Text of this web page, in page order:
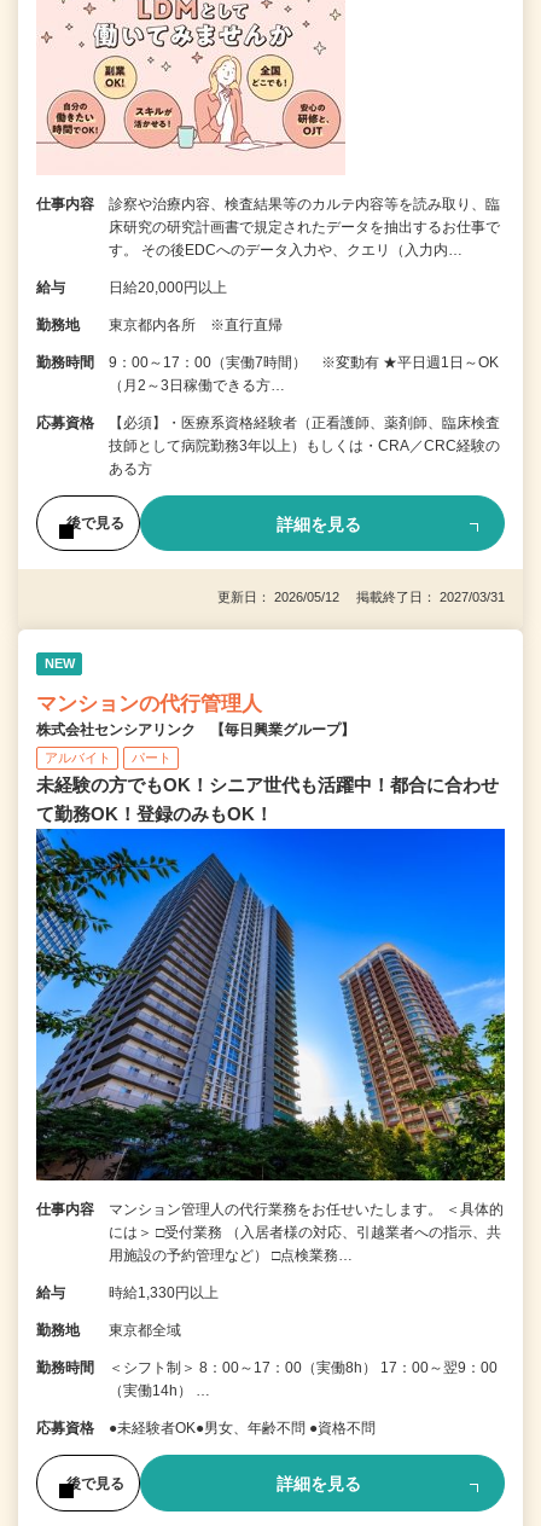
仕事内容
診察や治療内容、検査結果等のカルテ内容等を読み取り、臨
床研究の研究計画書で規定されたデータを抽出するお仕事で
す。 その後EDCへのデータ入力や、クエリ（入力内…
給与 日給20,000円以上
勤務地 東京都内各所 ※直行直帰
勤務時間
9：00～17：00（実働7時間） ※変動有 ★平日週1日～OK
（月2～3日稼働できる方…
応募資格
【必須】・医療系資格経験者（正看護師、薬剤師、臨床検査
技師として病院勤務3年以上）もしくは・CRA／CRC経験の
ある方
後で見る 詳細を見る
更新日： 2026/05/12 掲載終了日： 2027/03/31
NEW
マンションの代行管理人
株式会社センシアリンク 【毎日興業グループ】
アルバイト パート
未経験の方でもOK！シニア世代も活躍中！都合に合わせ
て勤務OK！登録のみもOK！
仕事内容
マンション管理人の代行業務をお任せいたします。 ＜具体的
には＞ □受付業務 （入居者様の対応、引越業者への指示、共
用施設の予約管理など） □点検業務…
給与 時給1,330円以上
勤務地 東京都全域
勤務時間
＜シフト制＞ 8：00～17：00（実働8h） 17：00～翌9：00
（実働14h） …
応募資格 ●未経験者OK●男女、年齢不問 ●資格不問
後で見る 詳細を見る